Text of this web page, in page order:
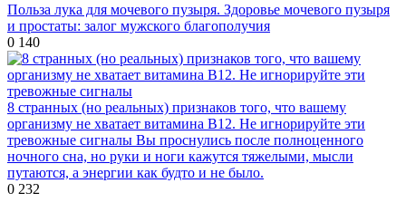
Польза лука для мочевого пузыря. Здоровье мочевого пузыря
и простаты: залог мужского благополучия
0 140
8 странных (но реальных) признаков того, что вашему
организму не хватает витамина B12. Не игнорируйте эти
тревожные сигналы Вы проснулись после полноценного
ночного сна, но руки и ноги кажутся тяжелыми, мысли
путаются, а энергии как будто и не было.
0 232